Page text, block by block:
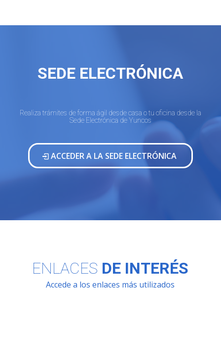
SEDE ELECTRÓNICA
Realiza trámites de forma ágil desde casa o tu oficina desde la
Sede Electrónica de Yuncos
ACCEDER A LA SEDE ELECTRÓNICA
ENLACES DE INTERÉS
Accede a los enlaces más utilizados